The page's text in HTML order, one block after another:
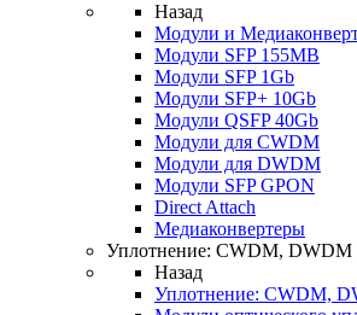
Назад
Модули и
Модули SFP 155MB
Модули SFP 1Gb
Модули SFP+ 10Gb
Модули QSFP 40Gb
Модули для CWDM
Модули для DWDM
Модули SFP GPON
Direct Attach
Медиаконвертеры
Уплотнение: CWDM, DWDM
Назад
Уплотнение: CWDM,